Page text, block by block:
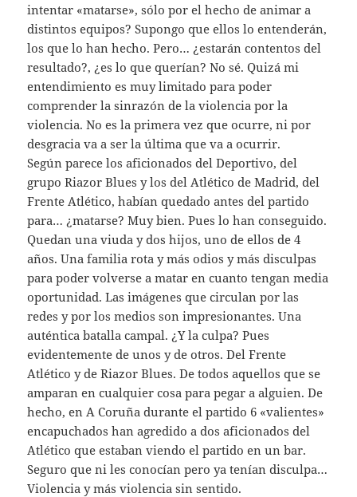
intentar «matarse», sólo por el hecho de animar a
distintos equipos? Supongo que ellos lo entenderán,
los que lo han hecho. Pero… ¿estarán contentos del
resultado?, ¿es lo que querían? No sé. Quizá mi
entendimiento es muy limitado para poder
comprender la sinrazón de la violencia por la
violencia. No es la primera vez que ocurre, ni por
desgracia va a ser la última que va a ocurrir.
Según parece los aficionados del Deportivo, del
grupo Riazor Blues y los del Atlético de Madrid, del
Frente Atlético, habían quedado antes del partido
para… ¿matarse? Muy bien. Pues lo han conseguido.
Quedan una viuda y dos hijos, uno de ellos de 4
años. Una familia rota y más odios y más disculpas
para poder volverse a matar en cuanto tengan media
oportunidad. Las imágenes que circulan por las
redes y por los medios son impresionantes. Una
auténtica batalla campal. ¿Y la culpa? Pues
evidentemente de unos y de otros. Del Frente
Atlético y de Riazor Blues. De todos aquellos que se
amparan en cualquier cosa para pegar a alguien. De
hecho, en A Coruña durante el partido 6 «valientes»
encapuchados han agredido a dos aficionados del
Atlético que estaban viendo el partido en un bar.
Seguro que ni les conocían pero ya tenían disculpa…
Violencia y más violencia sin sentido.